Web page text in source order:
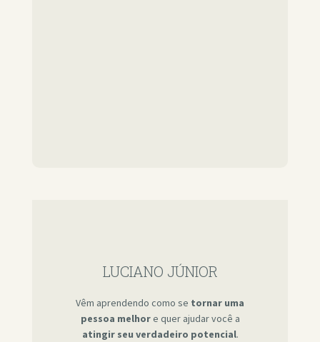
LUCIANO JÚNIOR
Vêm aprendendo como se tornar uma
pessoa melhore quer ajudar você a
atingir seu verdadeiro potencial.